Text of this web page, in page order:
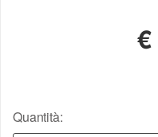
€
Quantità: